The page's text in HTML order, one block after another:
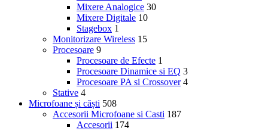
Mixere Analogice 30
Mixere Digitale 10
Stagebox 1
Monitorizare Wireless 15
Procesoare 9
Procesoare de Efecte 1
Procesoare Dinamice si EQ 3
Procesoare PA si Crossover 4
Stative 4
Microfoane și căști 508
Accesorii Microfoane si Casti 187
Accesorii 174